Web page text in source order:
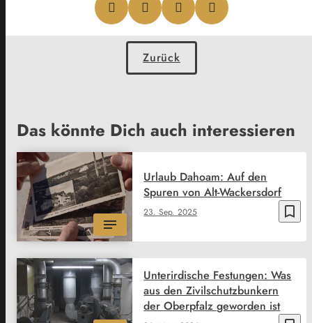
Zurück
Das könnte Dich auch interessieren
bookmark_border
23. Sep. 2025
Urlaub Dahoam: Auf den
Spuren von Alt-Wackersdorf
Unterirdische Festungen: Was
aus den Zivilschutzbunkern
der Oberpfalz geworden ist